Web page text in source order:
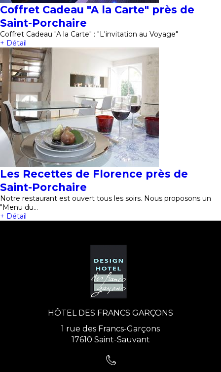
Coffret Cadeau "A la Carte" près de
Saint-Porchaire
Coffret Cadeau "A la Carte" : "L'invitation au Voyage"
+ Détail
Les Recettes de Florence près de
Saint-Porchaire
Notre restaurant est ouvert tous les soirs. Nous proposons un
"Menu du…
+ Détail
HÔTEL DES FRANCS GARÇONS
1 rue des Francs-Garçons
17610 Saint-Sauvant